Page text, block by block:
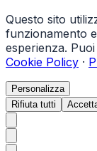
Questo sito
funzionamento
esperienza.
Cookie Policy ·
Personalizza
Rifiuta tutti